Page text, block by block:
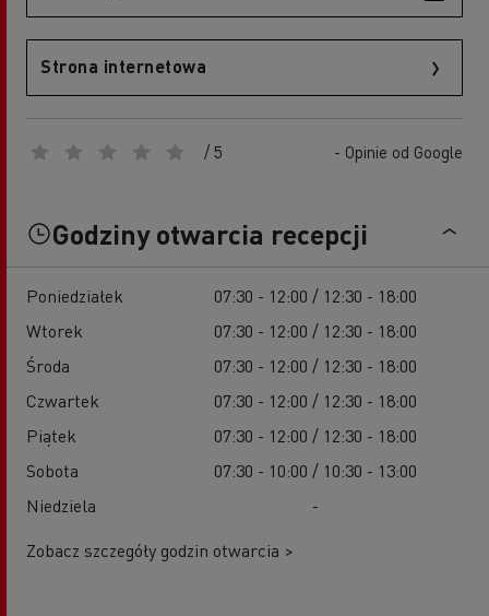
Strona internetowa
/ 5 - Opinie od Google
Godziny otwarcia recepcji
Poniedziałek
07:30 - 12:00 / 12:30 - 18:00
Wtorek
07:30 - 12:00 / 12:30 - 18:00
Środa
07:30 - 12:00 / 12:30 - 18:00
Czwartek
07:30 - 12:00 / 12:30 - 18:00
Piątek
07:30 - 12:00 / 12:30 - 18:00
Sobota
07:30 - 10:00 / 10:30 - 13:00
Niedziela
-
Zobacz szczegóły godzin otwarcia >